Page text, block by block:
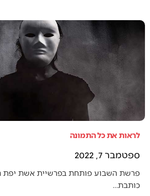
לראות את כל התמונה
ספטמבר 7, 2022
פרשת השבוע פותחת בפרשיית אשת יפת
כותבת…